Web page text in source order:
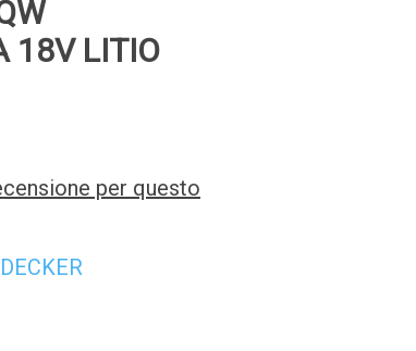
18V LITIO
per questo